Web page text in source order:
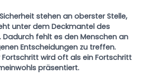
stehen an oberster Stelle,
unter dem Deckmantel des
Dadurch fehlt es den Menschen an
Entscheidungen zu treffen.
wird oft als ein Fortschritt
präsentiert.